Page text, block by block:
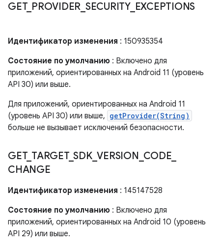
GET_ PROVIDER SECURITY_ EXCEPTIONS
Идентификатор изменения : 150935354
Состояние по умолчанию : Включено для
приложений, ориентированных на Android 11 (уровень
API 30) или выше.
Для приложений, ориентированных на Android 11
(уровень API 30) или выше, getProvider(String)
больше не вызывает исключений безопасности.
GET_ TARGET_SDK_VERSION CODE
CHANGE
Идентификатор изменения : 145147528
Состояние по умолчанию : Включено для
приложений, ориентированных на Android 10 (уровень
API 29) или выше.